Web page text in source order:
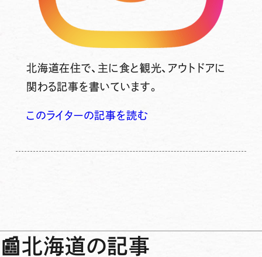
北海道在住で、主に食と観光、アウトドアに
関わる記事を書いています。
このライターの記事を読む
📰北海道の記事